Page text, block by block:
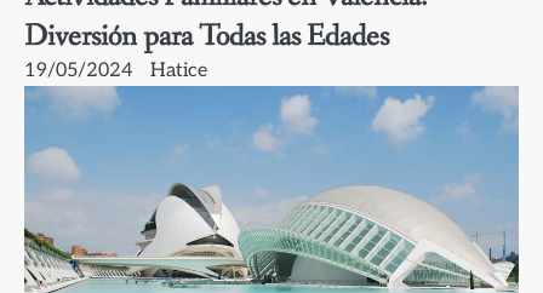
Diversión para Todas las Edades
19/05/2024 Hatice